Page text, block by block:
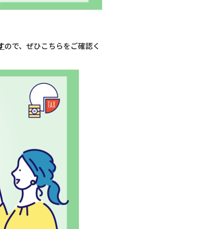
ので、ぜひこちらをご確認く